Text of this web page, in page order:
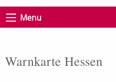
Menu
Warnkarte Hessen